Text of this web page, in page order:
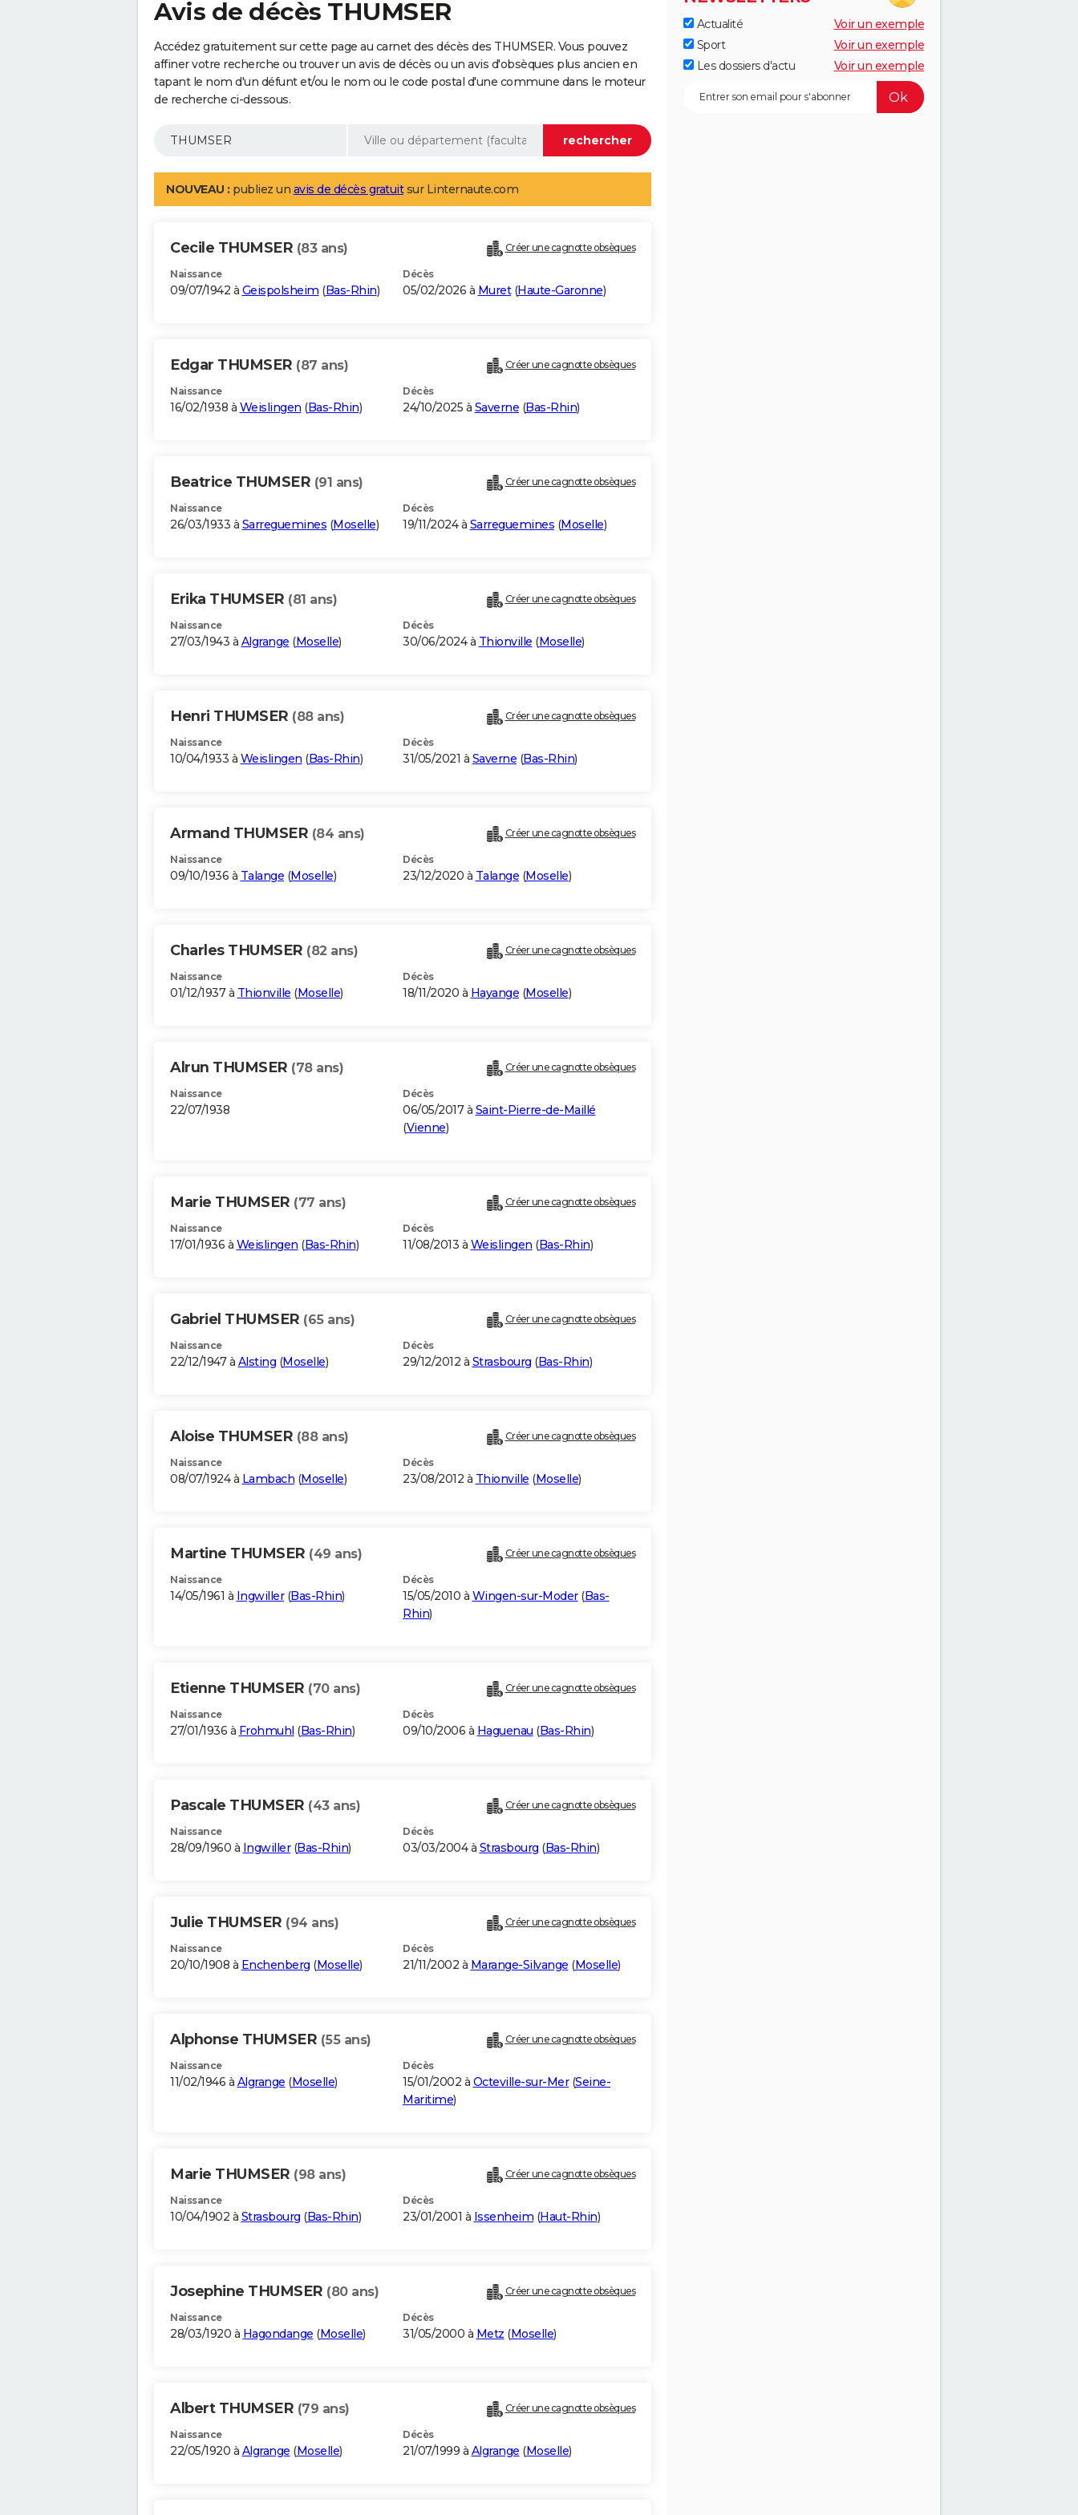
Avis de décès THUMSER
Accédez gratuitement sur cette page au carnet des décès des THUMSER. Vous pouvez
affiner votre recherche ou trouver un avis de décès ou un avis d'obsèques plus ancien en
tapant le nom d'un défunt et/ou le nom ou le code postal d'une commune dans le moteur
de recherche ci-dessous.
NOUVEAU : publiez un avis de décès gratuitsur Linternaute.com
Cecile THUMSER (83 ans) Créer une cagnotte obsèques
Naissance
09/07/1942 à Geispolsheim (Bas-Rhin)
Décès
05/02/2026 à Muret(Haute-Garonne)
Edgar THUMSER (87 ans) Créer une cagnotte obsèques
Naissance
16/02/1938 à Weislingen (Bas-Rhin)
Décès
24/10/2025 à Saverne (Bas-Rhin)
Beatrice THUMSER (91 ans) Créer une cagnotte obsèques
Naissance
26/03/1933 à Sarreguemines (Moselle)
Décès
19/11/2024 à Sarreguemines (Moselle)
Erika THUMSER (81 ans) Créer une cagnotte obsèques
Naissance
27/03/1943 à Algrange (Moselle)
Décès
30/06/2024 à Thionville (Moselle)
Henri THUMSER (88 ans) Créer une cagnotte obsèques
Naissance
10/04/1933 à Weislingen (Bas-Rhin)
Décès
31/05/2021 à Saverne (Bas-Rhin)
Armand THUMSER (84 ans) Créer une cagnotte obsèques
Naissance
09/10/1936 à Talange (Moselle)
Décès
23/12/2020 à Talange (Moselle)
Charles THUMSER (82 ans) Créer une cagnotte obsèques
Naissance
01/12/1937 à Thionville (Moselle)
Décès
18/11/2020 à Hayange (Moselle)
Alrun THUMSER (78 ans) Créer une cagnotte obsèques
Naissance
22/07/1938
Décès
06/05/2017 à Saint-Pierre-de-Maillé
(Vienne)
Marie THUMSER (77 ans) Créer une cagnotte obsèques
Naissance
17/01/1936 à Weislingen (Bas-Rhin)
Décès
11/08/2013 à Weislingen (Bas-Rhin)
Gabriel THUMSER (65 ans) Créer une cagnotte obsèques
Naissance
22/12/1947 à Alsting (Moselle)
Décès
29/12/2012 à Strasbourg (Bas-Rhin)
Aloise THUMSER (88 ans) Créer une cagnotte obsèques
Naissance
08/07/1924 à Lambach (Moselle)
Décès
23/08/2012 à Thionville (Moselle)
Martine THUMSER (49 ans) Créer une cagnotte obsèques
Naissance
14/05/1961 à Ingwiller(Bas-Rhin)
Décès
15/05/2010 à Wingen-sur-Moder(Bas-
Rhin)
Etienne THUMSER (70 ans) Créer une cagnotte obsèques
Naissance
27/01/1936 à Frohmuhl (Bas-Rhin)
Décès
09/10/2006 à Haguenau (Bas-Rhin)
Pascale THUMSER (43 ans) Créer une cagnotte obsèques
Naissance
28/09/1960 à Ingwiller(Bas-Rhin)
Décès
03/03/2004 à Strasbourg (Bas-Rhin)
Julie THUMSER (94 ans) Créer une cagnotte obsèques
Naissance
20/10/1908 à Enchenberg (Moselle)
Décès
21/11/2002 à Marange-Silvange (Moselle)
Alphonse THUMSER (55 ans) Créer une cagnotte obsèques
Naissance
11/02/1946 à Algrange (Moselle)
Décès
15/01/2002 à Octeville-sur-Mer(Seine-
Maritime)
Marie THUMSER (98 ans) Créer une cagnotte obsèques
Naissance
10/04/1902 à Strasbourg (Bas-Rhin)
Décès
23/01/2001 à Issenheim (Haut-Rhin)
Josephine THUMSER (80 ans) Créer une cagnotte obsèques
Naissance
28/03/1920 à Hagondange (Moselle)
Décès
31/05/2000 à Metz (Moselle)
Albert THUMSER (79 ans) Créer une cagnotte obsèques
Naissance
22/05/1920 à Algrange (Moselle)
Décès
21/07/1999 à Algrange (Moselle)
Actualité
Voir un exemple
Sport
Voir un exemple
Les dossiers d'actu
Voir un exemple